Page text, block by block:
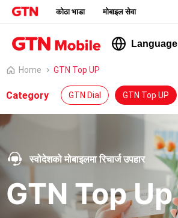
कोठा भाडा मोबाइल सेवा
Language
Home GTN Top UP
Category GTN Dial GTN Top UP
स्वोदेशको मोबाइलमा रिचार्ज उपहार
GTN Top Up